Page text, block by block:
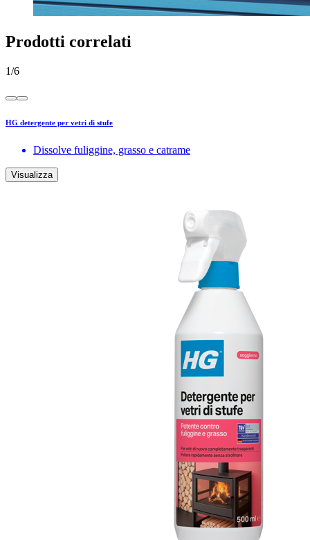
Prodotti correlati
1/6
HG detergente per vetri di stufe
Dissolve fuliggine, grasso e catrame
Visualizza